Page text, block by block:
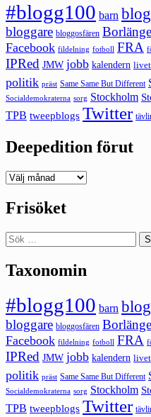
#blogg100 barn
bloggare bloggosfären Borlänge
Facebook fildelning fotboll FRA
IPRed JMW jobb kalendern livet
politik präst Same Same But Different
Socialdemokraterna sorg Stockholm
TPB tweepblogs Twitter
Deepedition förut
Deepedition
Frisöket
Sök
efter:
Taxonomin
#blogg100 barn
bloggare bloggosfären Borlänge
Facebook fildelning fotboll FRA
IPRed JMW jobb kalendern livet
politik präst Same Same But Different
Socialdemokraterna sorg Stockholm
TPB tweepblogs Twitter